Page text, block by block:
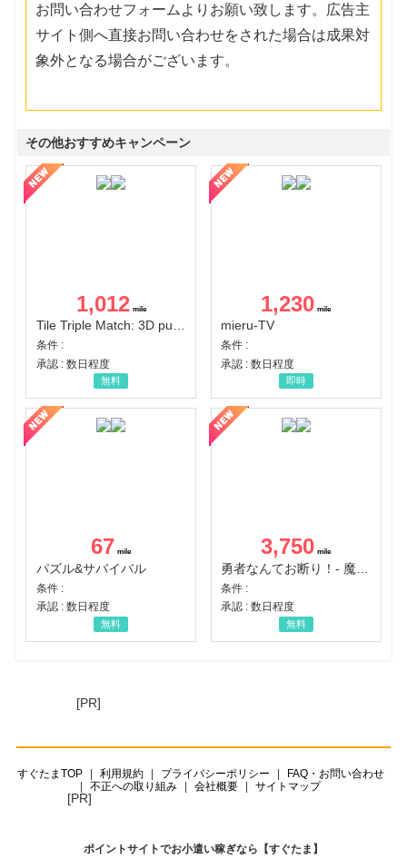
お問い合わせフォームよりお願い致します。広告主
サイト側へ直接お問い合わせをされた場合は成果対
象外となる場合がございます。
その他おすすめキャンペーン
1,012
Tile Triple Match: 3D puzzle
条件 :
承認 : 数日程度
無料
1,230
mieru-TV
条件 :
承認 : 数日程度
即時
67
パズル&サバイバル
条件 :
承認 : 数日程度
無料
3,750
条件 :
承認 : 数日程度
無料
[PR]
すぐたまTOP 利用規約 プライバシーポリシー
FAQ・お問い合わせ
不正への取り組み
会社概要 サイトマップ
[PR]
ポイントサイトでお小遣い稼ぎなら【すぐたま】